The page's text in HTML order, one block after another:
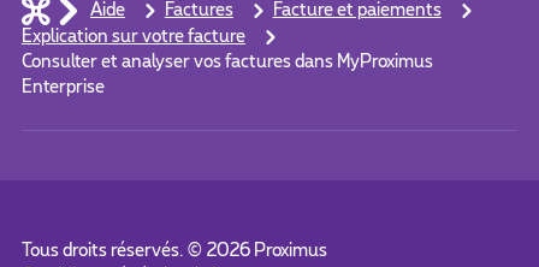
Aide Factures
Facture et paiements
Explication sur votre facture
Consulter et analyser vos factures dans MyProximus
Enterprise
Tous droits réservés. © 2026Proximus